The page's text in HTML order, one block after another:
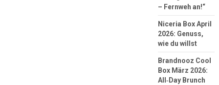
– Fernweh an!“
Niceria Box April
2026: Genuss,
wie du willst
Brandnooz Cool
Box März 2026:
All‑Day Brunch